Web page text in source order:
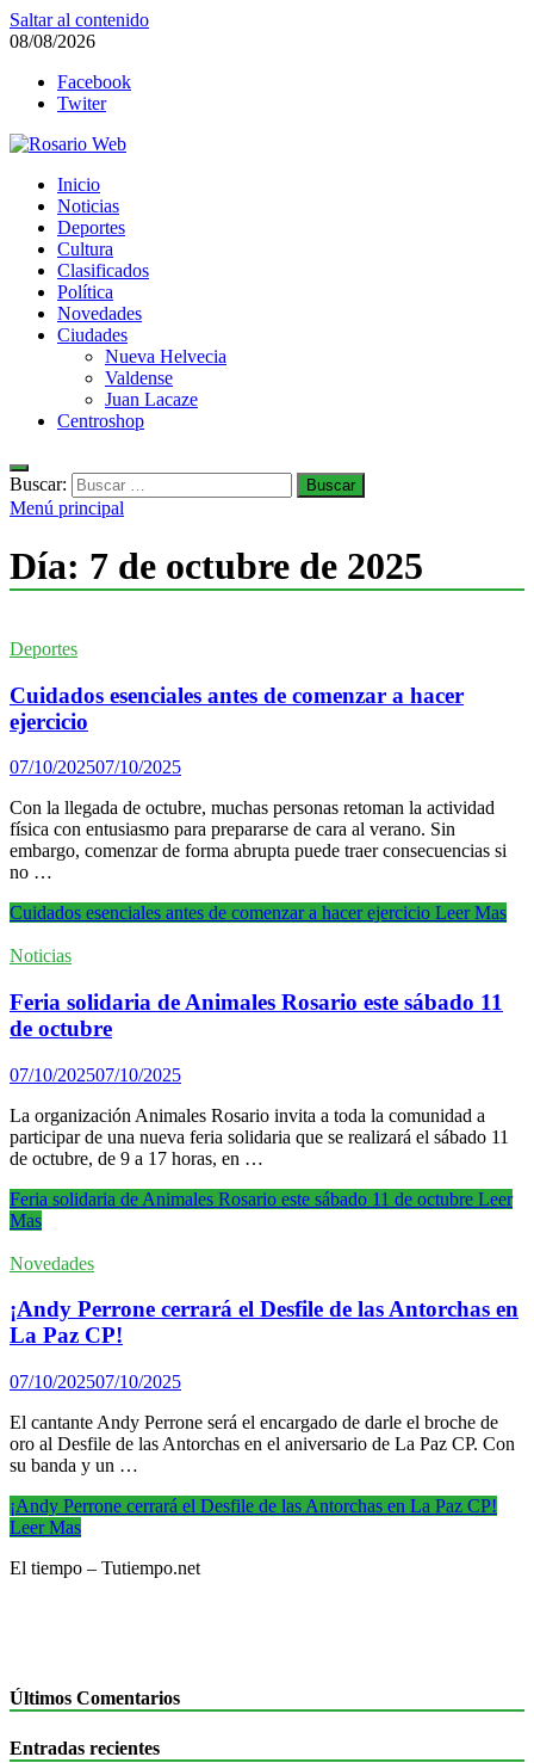
Saltar al contenido
08/08/2026
Facebook
Twiter
Rosario Web
Todas la noticias de Rosario y la zona
Inicio
Noticias
Deportes
Cultura
Clasificados
Política
Novedades
Ciudades
Nueva Helvecia
Valdense
Juan Lacaze
Centroshop
Buscar:
Menú principal
Día: 7 de octubre de 2025
Deportes
Cuidados esenciales antes de comenzar a hacer
ejercicio
07/10/202507/10/2025
Con la llegada de octubre, muchas personas retoman la actividad
física con entusiasmo para prepararse de cara al verano. Sin
embargo, comenzar de forma abrupta puede traer consecuencias si
no …
Cuidados esenciales antes de comenzar a hacer ejercicio Leer Mas
Noticias
Feria solidaria de Animales Rosario este sábado 11
de octubre
07/10/202507/10/2025
La organización Animales Rosario invita a toda la comunidad a
participar de una nueva feria solidaria que se realizará el sábado 11
de octubre, de 9 a 17 horas, en …
Feria solidaria de Animales Rosario este sábado 11 de octubre Leer
Mas
Novedades
¡Andy Perrone cerrará el Desfile de las Antorchas en
La Paz CP!
07/10/202507/10/2025
El cantante Andy Perrone será el encargado de darle el broche de
oro al Desfile de las Antorchas en el aniversario de La Paz CP. Con
su banda y un …
¡Andy Perrone cerrará el Desfile de las Antorchas en La Paz CP!
Leer Mas
El tiempo – Tutiempo.net
Últimos Comentarios
Entradas recientes